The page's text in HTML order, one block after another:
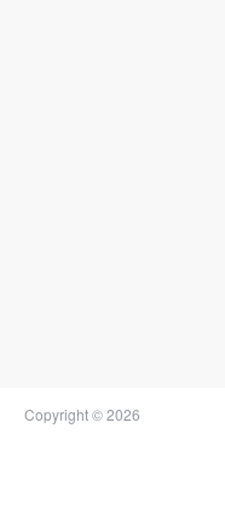
Copyright © 2026